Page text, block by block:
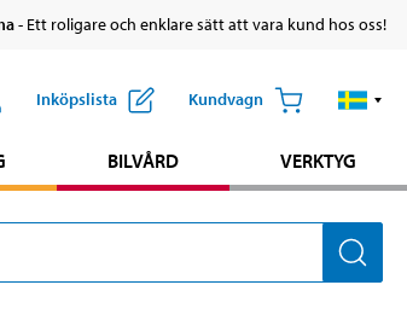
- Ett roligare och enklare sätt att vara kund hos oss!
Inköpslista Kundvagn
BILVÅRD VERKTYG